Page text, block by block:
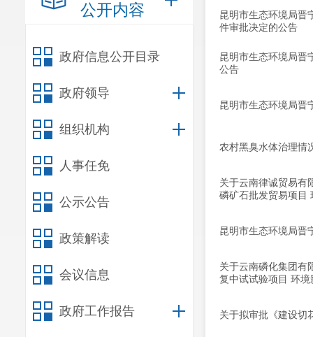
公开内容
政府信息公开目录
政府领导
组织机构
人事任免
公示公告
政策解读
会议信息
政府工作报告
昆明市生态环境局晋
件审批决定的公告
昆明市生态环境局晋
公告
昆明市生态环境局晋
农村黑臭水体治理情
关于云南律诚贸易有
磷矿石批发贸易项目
昆明市生态环境局晋
关于云南磷化集团有
复中试试验项目 环
关于拟审批《建设切